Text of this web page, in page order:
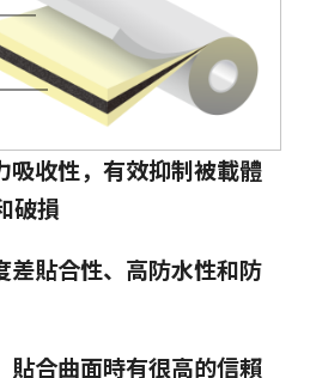
吸收性，有效抑制被載體
破損
差貼合性、高防水性和防
貼合曲面時有很高的信賴